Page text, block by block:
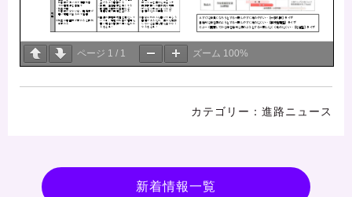
ページ 1 / 1 ズーム 100%
進路ニュース
新着情報一覧